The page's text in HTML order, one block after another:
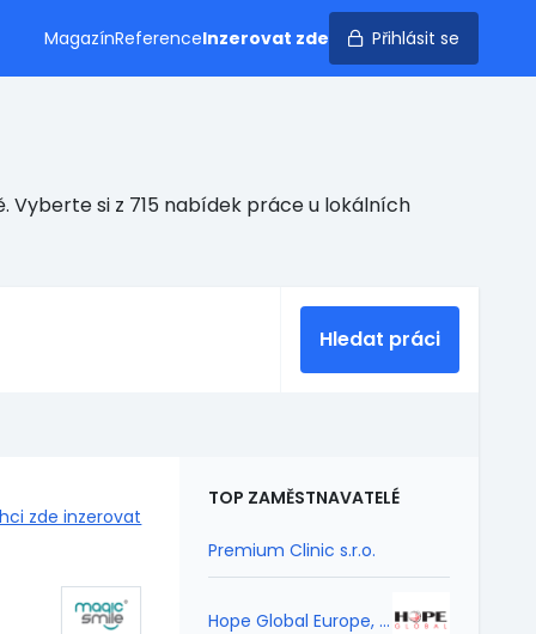
MagazínReferenceInzerovat zde Přihlásit se
si z 715 nabídek práce u lokálních
Hledat práci
zde inzerovat
TOP ZAMĚSTNAVATELÉ
Premium Clinic s.r.o.
Hope Global Europe, s.r.o.